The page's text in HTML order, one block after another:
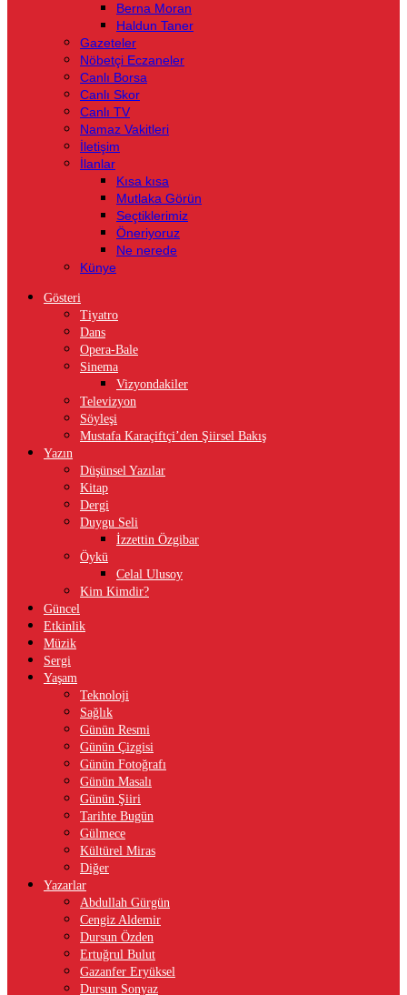
Berna Moran
Haldun Taner
Gazeteler
Nöbetçi Eczaneler
Canlı Borsa
Canlı Skor
Canlı TV
Namaz Vakitleri
İletişim
İlanlar
Kısa kısa
Mutlaka Görün
Seçtiklerimiz
Öneriyoruz
Ne nerede
Künye
Gösteri
Tiyatro
Dans
Opera-Bale
Sinema
Vizyondakiler
Televizyon
Söyleşi
Mustafa Karaçiftçi’den Şiirsel Bakış
Yazın
Düşünsel Yazılar
Kitap
Dergi
Duygu Seli
İzzettin Özgibar
Öykü
Celal Ulusoy
Kim Kimdir?
Güncel
Etkinlik
Müzik
Sergi
Yaşam
Teknoloji
Sağlık
Günün Resmi
Günün Çizgisi
Günün Fotoğrafı
Günün Masalı
Günün Şiiri
Tarihte Bugün
Gülmece
Kültürel Miras
Diğer
Yazarlar
Abdullah Gürgün
Cengiz Aldemir
Dursun Özden
Ertuğrul Bulut
Gazanfer Eryüksel
Dursun Sonyaz